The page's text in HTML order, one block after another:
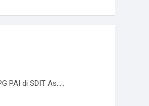
PAI di SDIT As.....